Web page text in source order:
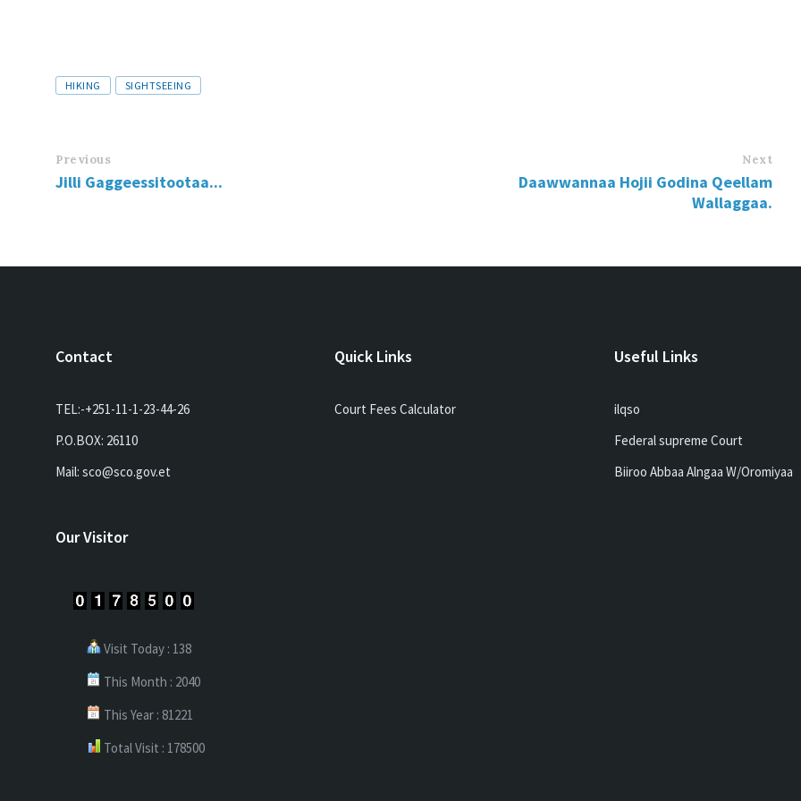
HIKING SIGHTSEEING
Previous
Jilli Gaggeessitootaa...
Next
Daawwannaa Hojii Godina Qeellam
Wallaggaa.
Contact
TEL:-+251-11-1-23-44-26
P.O.BOX: 26110
Mail: sco@sco.gov.et
Quick Links
Court Fees Calculator
Useful Links
ilqso
Federal supreme Court
Biiroo Abbaa Alngaa W/Oromiyaa
Our Visitor
Visit Today : 138
This Month : 2040
This Year : 81221
Total Visit : 178500